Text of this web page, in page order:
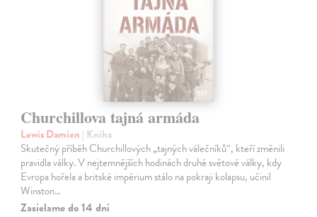
Churchillova tajná armáda
Lewis Damien | Kniha
Skutečný příběh Churchillových „tajných válečníků“, kteří změnili
pravidla války. V nejtemnějších hodinách druhé světové války, kdy
Evropa hořela a britské impérium stálo na pokraji kolapsu, učinil
Winston…
Zasielame do 14 dní